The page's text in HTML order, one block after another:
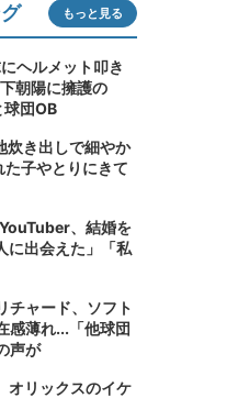
もっと見る
ヘルメット叩き
朝陽に擁護の
団OB
炊き出しで細やか
子やとりにきて
、結婚を
出会えた」「私
チャード、ソフト
感薄れ...「他球団
声が
オリックスのイケ